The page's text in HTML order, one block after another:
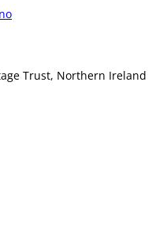
Trust, Northern Ireland